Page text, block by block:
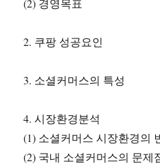
(2) 경영목표
2. 쿠팡 성공요인
3. 소셜커머스의 특성
4. 시장환경분석
(1) 소셜커머스 시장환경의
(2) 국내 소셜커머스의 문제